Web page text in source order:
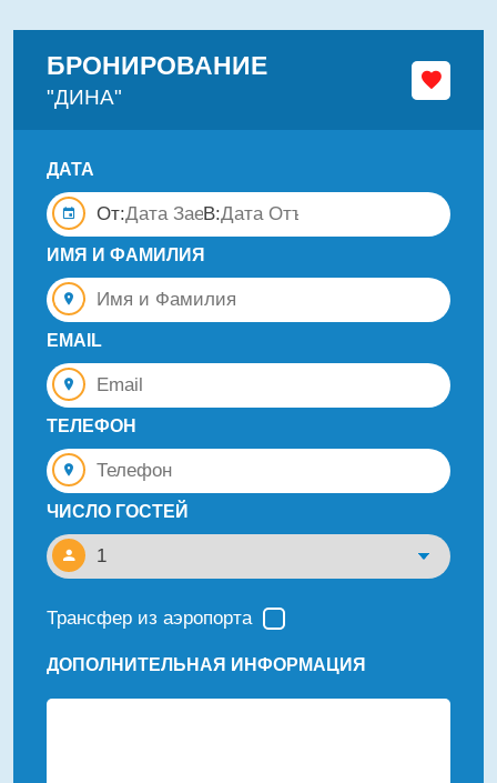
БРОНИРОВАНИЕ
"ДИНА"
ДАТА
От: В:
ИМЯ И ФАМИЛИЯ
EMAIL
ТЕЛЕФОН
ЧИСЛО ГОСТЕЙ
Трансфер из аэропорта
ДОПОЛНИТЕЛЬНАЯ ИНФОРМАЦИЯ